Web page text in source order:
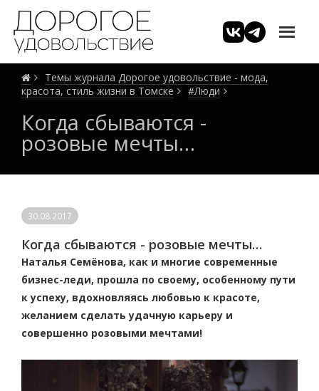
Темы журнала Дорогое удовольствие - мода,
красота, стиль жизни в Томске
#Люди
Когда сбываются -
розовые мечты…
30.08.2017
Когда сбываются - розовые мечты…
Наталья Семёнова, как и многие современные
бизнес-леди, прошла по своему, особенному пути
к успеху, вдохновляясь любовью к красоте,
желанием сделать удачную карьеру и
совершенно розовыми мечтами!